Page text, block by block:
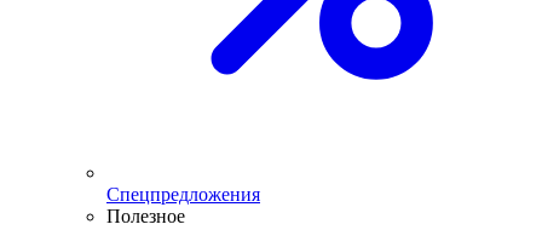
Спецпредложения
Полезное